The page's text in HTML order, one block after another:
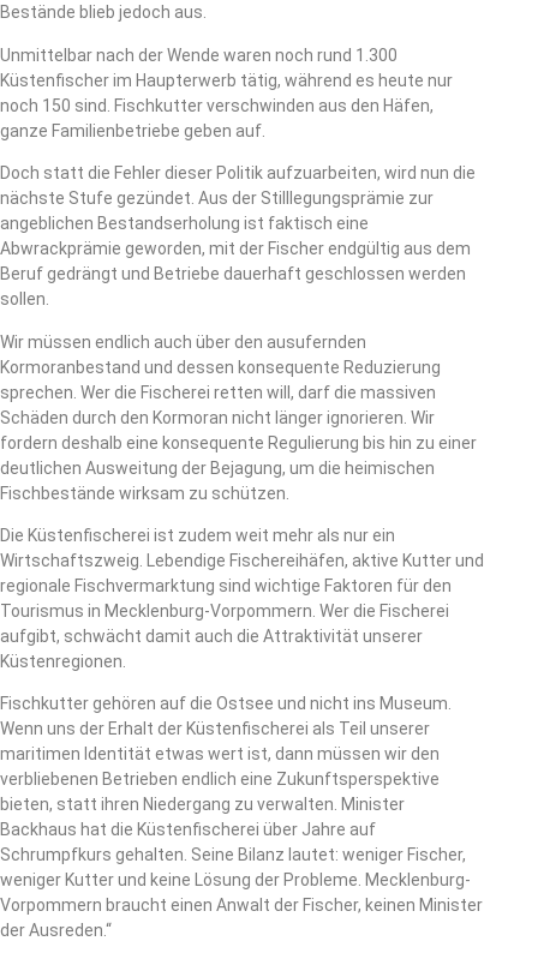
Bestände blieb jedoch aus.
Unmittelbar nach der Wende waren noch rund 1.300
Küstenfischer im Haupterwerb tätig, während es heute nur
noch 150 sind. Fischkutter verschwinden aus den Häfen,
ganze Familienbetriebe geben auf.
Doch statt die Fehler dieser Politik aufzuarbeiten, wird nun die
nächste Stufe gezündet. Aus der Stilllegungsprämie zur
angeblichen Bestandserholung ist faktisch eine
Abwrackprämie geworden, mit der Fischer endgültig aus dem
Beruf gedrängt und Betriebe dauerhaft geschlossen werden
sollen.
Wir müssen endlich auch über den ausufernden
Kormoranbestand und dessen konsequente Reduzierung
sprechen. Wer die Fischerei retten will, darf die massiven
Schäden durch den Kormoran nicht länger ignorieren. Wir
fordern deshalb eine konsequente Regulierung bis hin zu einer
deutlichen Ausweitung der Bejagung, um die heimischen
Fischbestände wirksam zu schützen.
Die Küstenfischerei ist zudem weit mehr als nur ein
Wirtschaftszweig. Lebendige Fischereihäfen, aktive Kutter und
regionale Fischvermarktung sind wichtige Faktoren für den
Tourismus in Mecklenburg-Vorpommern. Wer die Fischerei
aufgibt, schwächt damit auch die Attraktivität unserer
Küstenregionen.
Fischkutter gehören auf die Ostsee und nicht ins Museum.
Wenn uns der Erhalt der Küstenfischerei als Teil unserer
maritimen Identität etwas wert ist, dann müssen wir den
verbliebenen Betrieben endlich eine Zukunftsperspektive
bieten, statt ihren Niedergang zu verwalten. Minister
Backhaus hat die Küstenfischerei über Jahre auf
Schrumpfkurs gehalten. Seine Bilanz lautet: weniger Fischer,
weniger Kutter und keine Lösung der Probleme. Mecklenburg-
Vorpommern braucht einen Anwalt der Fischer, keinen Minister
der Ausreden.“